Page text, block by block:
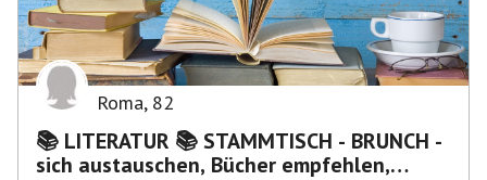
Roma, 82
📚 LITERATUR 📚 STAMMTISCH - BRUNCH -
sich austauschen, Bücher empfehlen,